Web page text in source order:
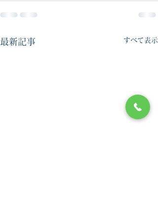
最新記事 すべて表示